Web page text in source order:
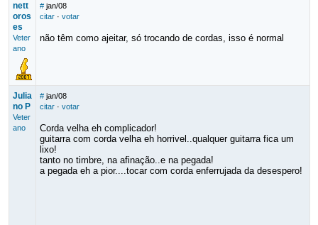
nett
oros
es
Veter
ano
# jan/08
citar· votar
não têm como ajeitar, só trocando de cordas, isso é normal
Julia
no P
Veter
ano
# jan/08
citar· votar
Corda velha eh complicador!
guitarra com corda velha eh horrivel..qualquer guitarra fica um
lixo!
tanto no timbre, na afinação..e na pegada!
a pegada eh a pior....tocar com corda enferrujada da desespero!